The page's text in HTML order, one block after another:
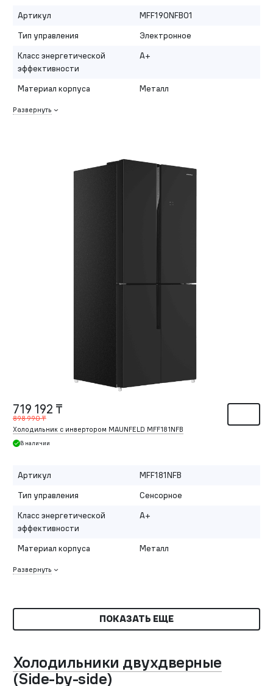
Артикул
MFF190NFB01
Тип управления
Электронное
Класс энергетической
эффективности
A+
Материал корпуса Металл
Развернуть
719 192 ₸
898 990 ₸
Холодильник с инвертором MAUNFELD MFF181NFB
В наличии
Артикул
MFF181NFB
Тип управления
Сенсорное
Класс энергетической
эффективности
A+
Материал корпуса Металл
Развернуть
ПОКАЗАТЬ ЕЩЕ
Холодильники двухдверные
(Side-by-side)